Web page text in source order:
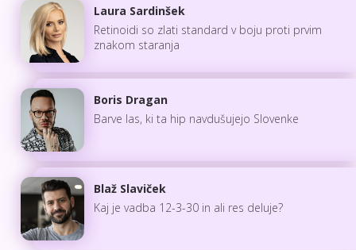
Laura Sardinšek
Retinoidi so zlati standard v boju proti prvim
znakom staranja
Boris Dragan
Barve las, ki ta hip navdušujejo Slovenke
Blaž Slaviček
Kaj je vadba 12-3-30 in ali res deluje?